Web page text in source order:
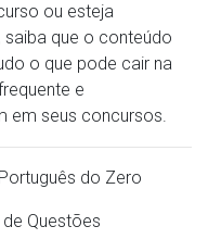
ou esteja
saiba que o conteúdo
o que pode cair na
e
em seus concursos.
do Zero
Questões